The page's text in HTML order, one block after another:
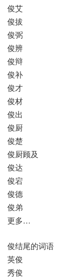
俊艾
俊拔
俊弼
俊辨
俊辩
俊补
俊才
俊材
俊出
俊厨
俊楚
俊厨顾及
俊达
俊宕
俊德
俊弟
更多…
俊结尾的词语
英俊
秀俊